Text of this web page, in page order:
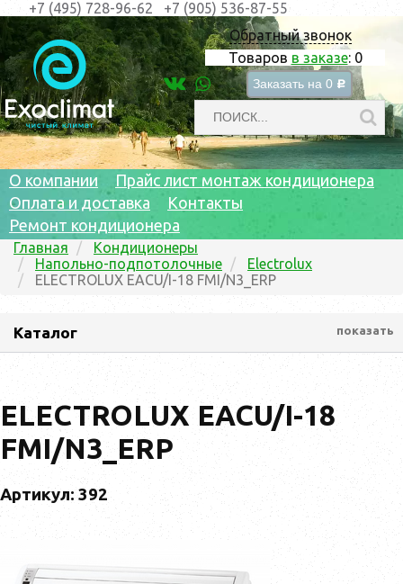
Обратный звонок
Товаров в заказе: 0
Заказать на 0 c
+7 (495) 728-96-62 +7 (905) 536-87-55
О компании
Прайс лист монтаж кондиционера
Оплата и доставка
Контакты
Ремонт кондиционера
Главная
Кондиционеры
Напольно-подпотолочные
Electrolux
ELECTROLUX EACU/I-18 FMI/N3_ERP
Каталог показать
ELECTROLUX EACU/I-18
FMI/N3_ERP
Артикул: 392